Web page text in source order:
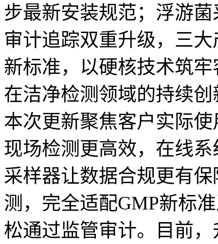
步最新安装规范；浮游
审计追踪双重升级，三
新标准，以硬核技术筑
在洁净检测领域的持续
本次更新聚焦客户实际
现场检测更高效，在线
采样器让数据合规更有
测，完全适配GMP新标
松通过监管审计。目前